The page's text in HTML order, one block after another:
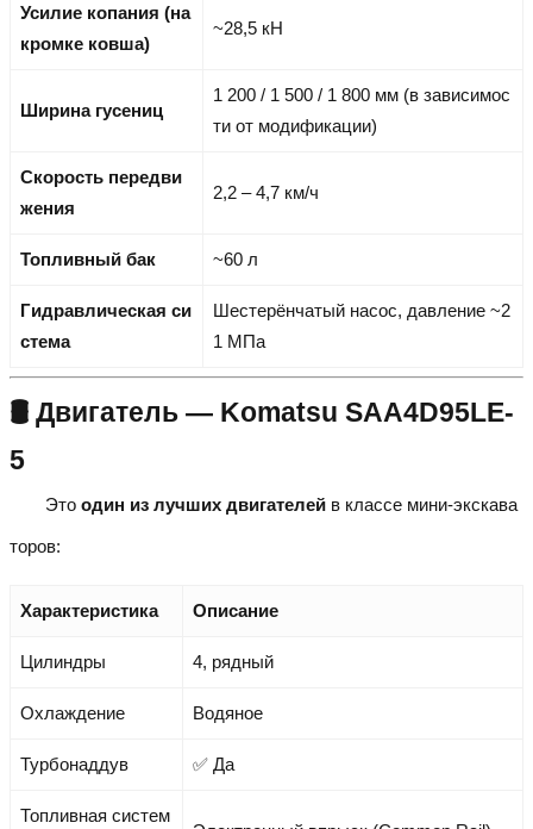
Усилие копания (на
кромке ковша)
~28,5 кН
Ширина гусениц
1 200 / 1 500 / 1 800 мм (в зависимос
ти от модификации)
Скорость передви
жения
2,2 – 4,7 км/ч
Топливный бак ~60 л
Гидравлическая си
стема
Шестерёнчатый насос, давление ~2
1 МПа
🛢️ Двигатель — Komatsu SAA4D95LE-
5
Это один из лучших двигателей в классе мини-экскава
торов:
Характеристика Описание
Цилиндры 4, рядный
Охлаждение Водяное
Турбонаддув ✅ Да
Топливная систем